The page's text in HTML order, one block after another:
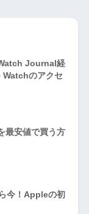
Journal経
Watchのアクセ
最安値で買う方
今！Appleの初